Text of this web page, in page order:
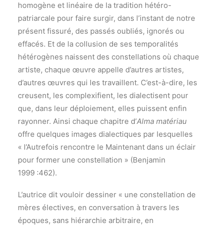
homogène et linéaire de la tradition hétéro-
patriarcale pour faire surgir, dans l’instant de notre
présent fissuré, des passés oubliés, ignorés ou
effacés. Et de la collusion de ses temporalités
hétérogènes naissent des constellations où chaque
artiste, chaque œuvre appelle d’autres artistes,
d’autres œuvres qui les travaillent. C’est-à-dire, les
creusent, les complexifient, les dialectisent pour
que, dans leur déploiement, elles puissent enfin
rayonner. Ainsi chaque chapitre d’Alma matériau
offre quelques images dialectiques par lesquelles
« l’Autrefois rencontre le Maintenant dans un éclair
pour former une constellation » (Benjamin
1999 :462).
L’autrice dit vouloir dessiner « une constellation de
mères électives, en conversation à travers les
époques, sans hiérarchie arbitraire, en